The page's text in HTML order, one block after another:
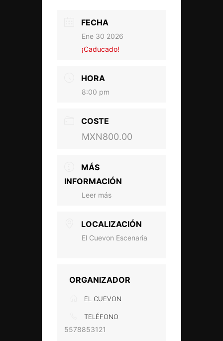
FECHA
Ene 30 2026
¡Caducado!
HORA
8:00 pm
COSTE
MXN800.00
MÁS
INFORMACIÓN
Leer más
LOCALIZACIÓN
El Cuevon Escenaria
ORGANIZADOR
EL CUEVON
TELÉFONO
5578853121